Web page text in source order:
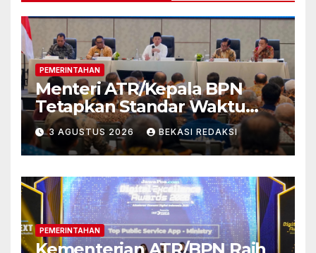
PEMERINTAHAN
Menteri ATR/Kepala BPN
Tetapkan Standar Waktu
Layanan untuk Pengukuran
Tanah dan Peralihan Hak
3 AGUSTUS 2026 BEKASI REDAKSI
PEMERINTAHAN